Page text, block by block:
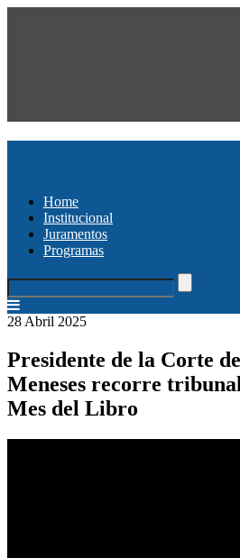
Home
Institucional
Juramentos
Programas
28 Abril 2025
Presidente de la Corte
Meneses recorre
Mes del Libro